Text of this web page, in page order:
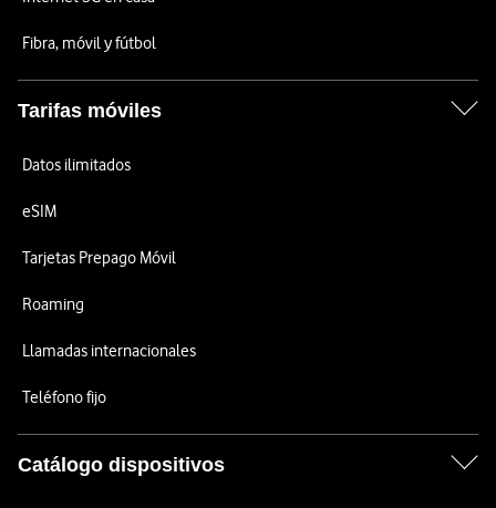
Fibra, móvil y fútbol
Tarifas móviles
Datos ilimitados
eSIM
Tarjetas Prepago Móvil
Roaming
Llamadas internacionales
Teléfono fijo
Catálogo dispositivos